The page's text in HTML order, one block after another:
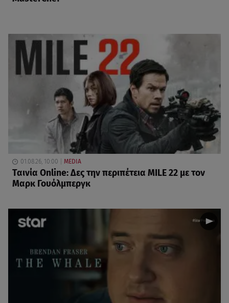
01.08.26, 10:00 MEDIA
Ταινία Online: Δες την περιπέτεια MILE 22 με τον
Μαρκ Γουόλμπεργκ